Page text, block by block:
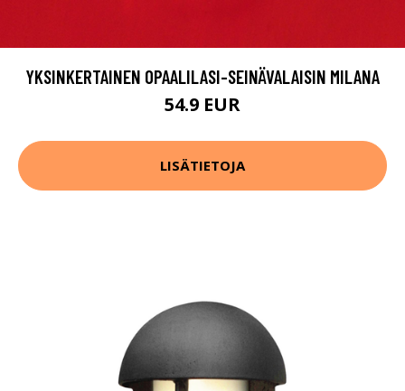
YKSINKERTAINEN OPAALILASI-SEINÄVALAISIN MILANA
54.9 EUR
LISÄTIETOJA